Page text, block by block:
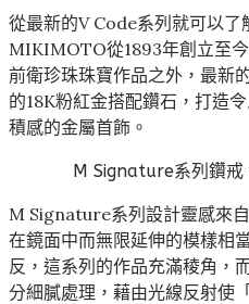
從最新的V Code系列就可以
MIKIMOTO從1893年創立至
前衛珍珠珠寶作品之外，最新
的18K粉紅金搭配鑽石，打造
積感的金屬首飾。
M Signature系列鑽戒
M Signature系列設計靈感來
在鏡面中而無限延伸的模樣相
反，這系列的作品充滿稜角
分細膩處理，藉由光線反射使